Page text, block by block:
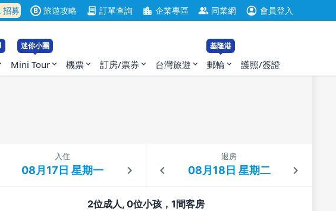
招募 B 旅遊攻略 contract 訂單查詢 location_city 企業專區 group 同業網 account_circle 會員登入
迷你小團
Mini Tour expand_more 機票 expand_more 訂房/票券 expand_more 台灣旅遊 expand_more
基隆港
郵輪 expand_more 護照/簽證
入住 退房
2位成人, 0位小孩，1間客房